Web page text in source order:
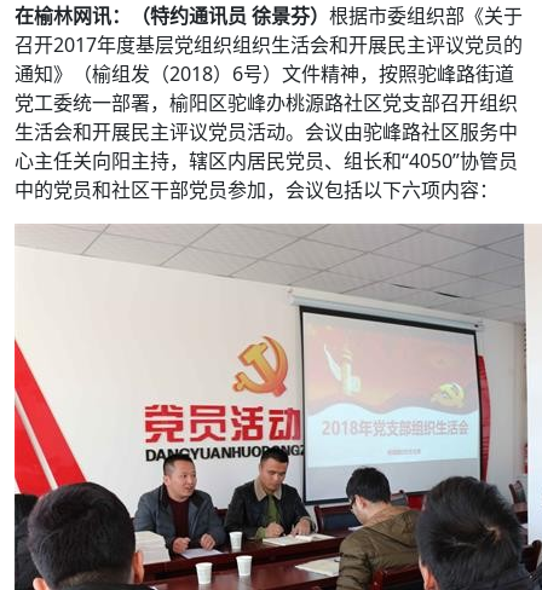
在榆林网讯：（特约通讯员 徐景芬） 根据市委组织部《关于
召开2017年度基层党组织组织生活会和开展民主评议党员的
通知》（榆组发（2018）6号）文件精神，按照驼峰路街道
党工委统一部署，榆阳区驼峰办桃源路社区党支部召开组织
生活会和开展民主评议党员活动。会议由驼峰路社区服务中
心主任关向阳主持，辖区内居民党员、组长和“4050”协管员
中的党员和社区干部党员参加，会议包括以下六项内容：